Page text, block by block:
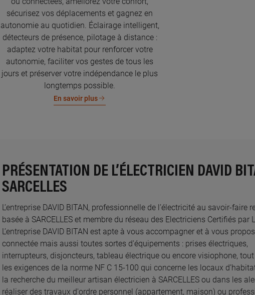
sécurisez vos déplacements et gagnez en
autonomie au quotidien. Éclairage intelligent,
détecteurs de présence, pilotage à distance :
adaptez votre habitat pour renforcer votre
autonomie, faciliter vos gestes de tous les
jours et préserver votre indépendance le plus
longtemps possible.
En savoir plus
PRÉSENTATION DE L’ÉLECTRICIEN DAVID
SARCELLES
L’entreprise DAVID BITAN, professionnelle de l’électricité au savoir-faire
basée à SARCELLES et membre du réseau des Electriciens Certifiés par
L’entreprise DAVID BITAN est apte à vous accompagner et à vous
connectée mais aussi toutes sortes d'équipements : prises électriques,
interrupteurs, disjoncteurs, tableau électrique ou encore visiophone,
les exigences de la norme NF C 15-100 qui concerne les locaux
la recherche du meilleur artisan électricien à SARCELLES ou dans les
réaliser des travaux d'ordre personnel (appartement, maison) ou